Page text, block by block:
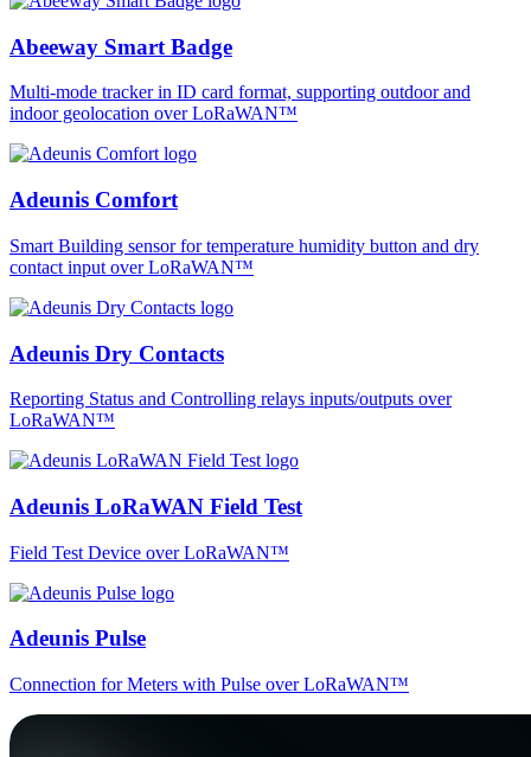
Abeeway Smart Badge
Multi-mode tracker in ID card format, supporting outdoor and
indoor geolocation over LoRaWAN™
Adeunis Comfort
Smart Building sensor for temperature humidity button and dry
contact input over LoRaWAN™
Adeunis Dry Contacts
Reporting Status and Controlling relays inputs/outputs over
LoRaWAN™
Adeunis LoRaWAN Field Test
Field Test Device over LoRaWAN™
Adeunis Pulse
Connection for Meters with Pulse over LoRaWAN™